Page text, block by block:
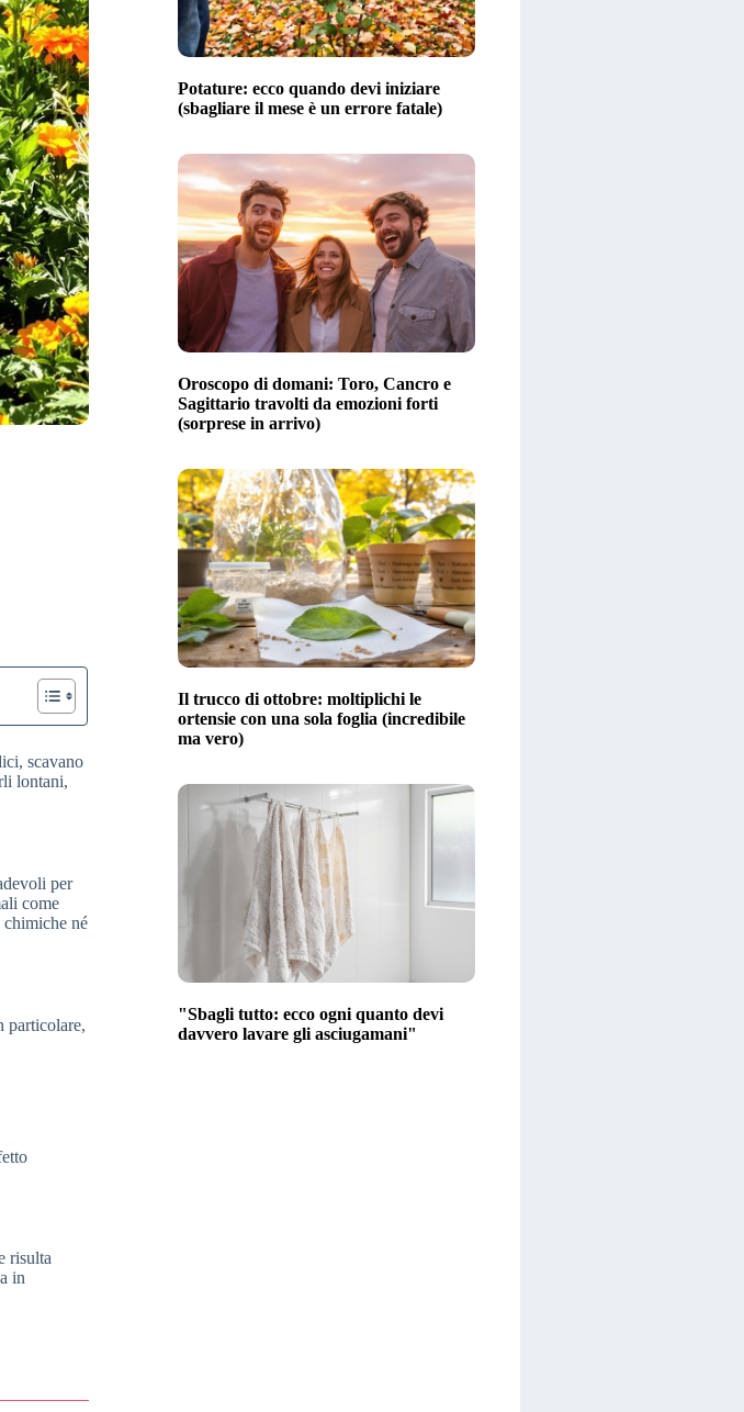
scavano
lontani,
per
come
chimiche né
particolare,
risulta
in
Potature: ecco quando devi iniziare
(sbagliare il mese è un errore fatale)
Oroscopo di domani: Toro, Cancro e
Sagittario travolti da emozioni forti
(sorprese in arrivo)
Il trucco di ottobre: moltiplichi le
ortensie con una sola foglia (incredibile
ma vero)
"Sbagli tutto: ecco ogni quanto devi
davvero lavare gli asciugamani"